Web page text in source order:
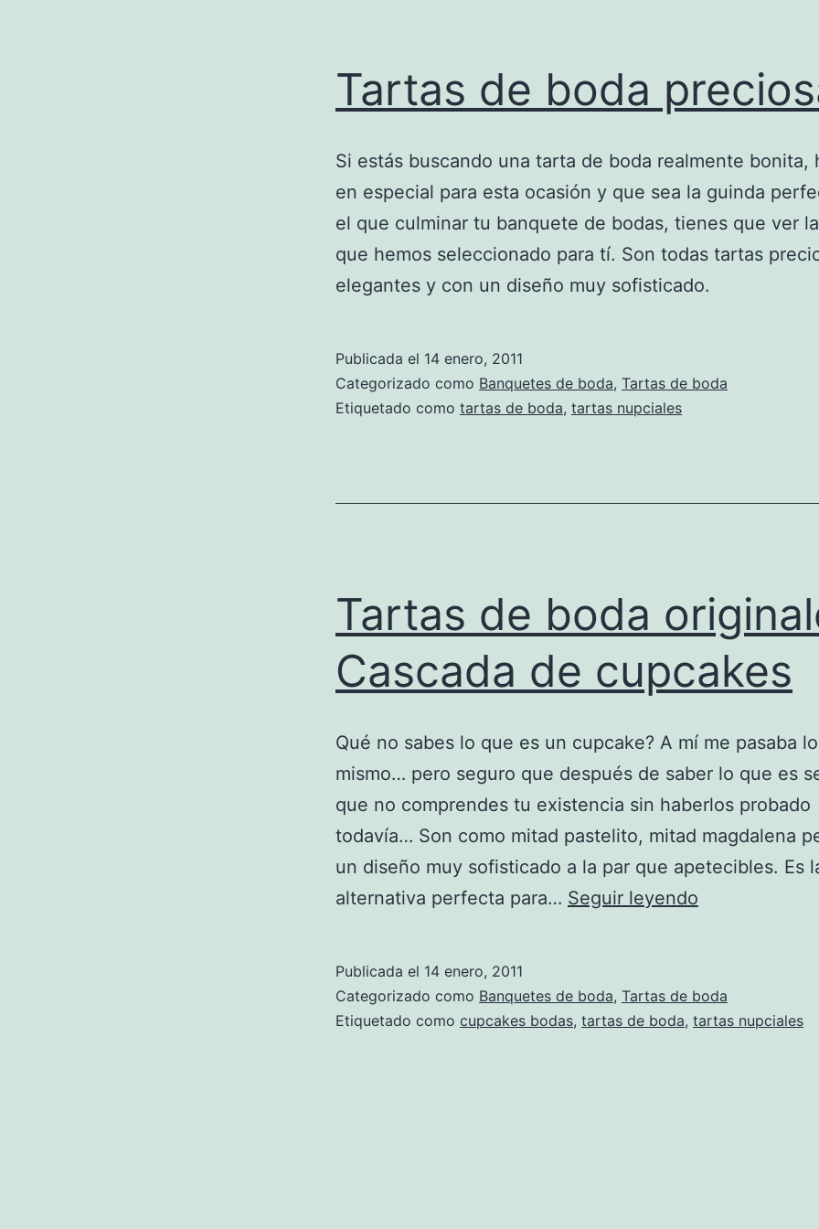
Tartas de boda
Si estás buscando una tarta de boda realmente bonita,
en especial para esta ocasión y que sea la guinda
el que culminar tu banquete de bodas, tienes que ver
que hemos seleccionado para tí. Son todas tartas
elegantes y con un diseño muy sofisticado.
Publicada el 14 enero, 2011
Categorizado como Banquetes de boda, Tartas de boda
Etiquetado como tartas de boda, tartas nupciales
Tartas de boda
Cascada de cupcakes
Qué no sabes lo que es un cupcake? A mí me pasaba lo
mismo… pero seguro que después de saber lo que es
que no comprendes tu existencia sin haberlos probado
todavía… Son como mitad pastelito, mitad magdalena
un diseño muy sofisticado a la par que apetecibles. Es
alternativa perfecta para… Seguir leyendo
originales:
Cascada
Publicada el 14 enero, 2011
Categorizado como Banquetes de boda, Tartas de boda
Etiquetado como cupcakes bodas, tartas de boda, tartas nupciales